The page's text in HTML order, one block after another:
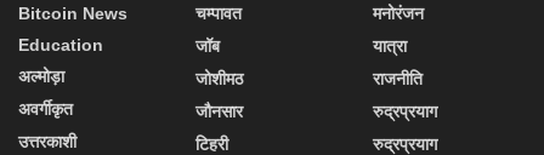
Bitcoin News
Education
अल्मोड़ा
अवर्गीकृत
उत्तरकाशी
चम्पावत
जॉब
जोशीमठ
जौनसार
टिहरी
मनोरंजन
यात्रा
राजनीति
रुद्रप्रयाग
रुद्रप्रयाग